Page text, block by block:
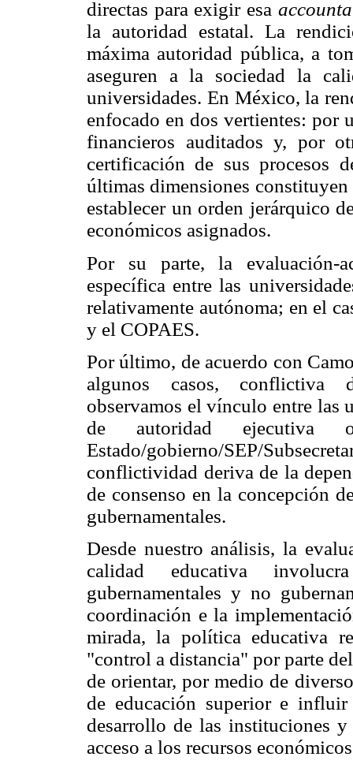
directas para exigir esa
la autoridad estatal. La
máxima autoridad pública, a
aseguren a la sociedad la
universidades. En México, la
enfocado en dos vertientes: por
financieros auditados y, por
certificación de sus procesos
últimas dimensiones
establecer un orden jerárquico
económicos asignados.
Por su parte, la evaluación-
específica entre las
relativamente autónoma; en el
y el COPAES.
Por último, de acuerdo con
algunos casos, conflictiva
observamos el vínculo entre las
de autoridad ejecutiva
Estado/gobierno/SEP/
conflictividad deriva de la
de consenso en la concepción
gubernamentales.
Desde nuestro análisis, la
calidad educativa
gubernamentales y no
coordinación e la
mirada, la política educativa
"control a distancia" por parte
de orientar, por medio de
de educación superior e
desarrollo de las instituciones
acceso a los recursos